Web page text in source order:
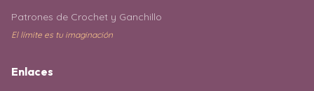
Patrones de Crochet y Ganchillo
El límite es tu imaginación
Enlaces